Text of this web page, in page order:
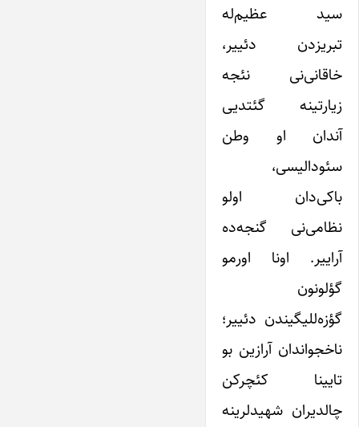
سید عظیم‌له
تبریزدن دئییر،
خاقانی‌نی نئجه
زیارتینه گئتدیی
آندان او وطن
سئودالیسی،
باکی‌دان اولو
نظامی‌نی گنجه‌ده
آراییر. اونا اورمو
گؤلونون
گؤزه‌للیگیندن دئییر؛
ناخجواندان آرازین بو
تایینا کئچرکن
چالدیران شهیدلرینه